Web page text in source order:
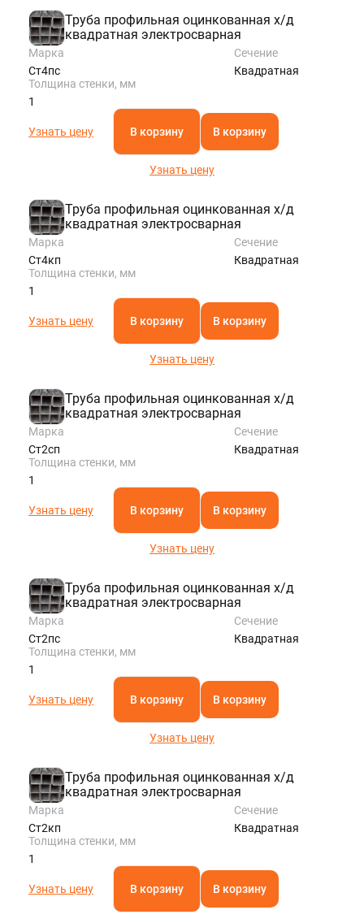
Труба профильная оцинкованная х/д
квадратная электросварная
Марка
Ст4пс
Сечение
Квадратная
Толщина стенки, мм
1
Узнать цену В корзину В корзину
Узнать цену
Труба профильная оцинкованная х/д
квадратная электросварная
Марка
Ст4кп
Сечение
Квадратная
Толщина стенки, мм
1
Узнать цену В корзину В корзину
Узнать цену
Труба профильная оцинкованная х/д
квадратная электросварная
Марка
Ст2сп
Сечение
Квадратная
Толщина стенки, мм
1
Узнать цену В корзину В корзину
Узнать цену
Труба профильная оцинкованная х/д
квадратная электросварная
Марка
Ст2пс
Сечение
Квадратная
Толщина стенки, мм
1
Узнать цену В корзину В корзину
Узнать цену
Труба профильная оцинкованная х/д
квадратная электросварная
Марка
Ст2кп
Сечение
Квадратная
Толщина стенки, мм
1
Узнать цену В корзину В корзину